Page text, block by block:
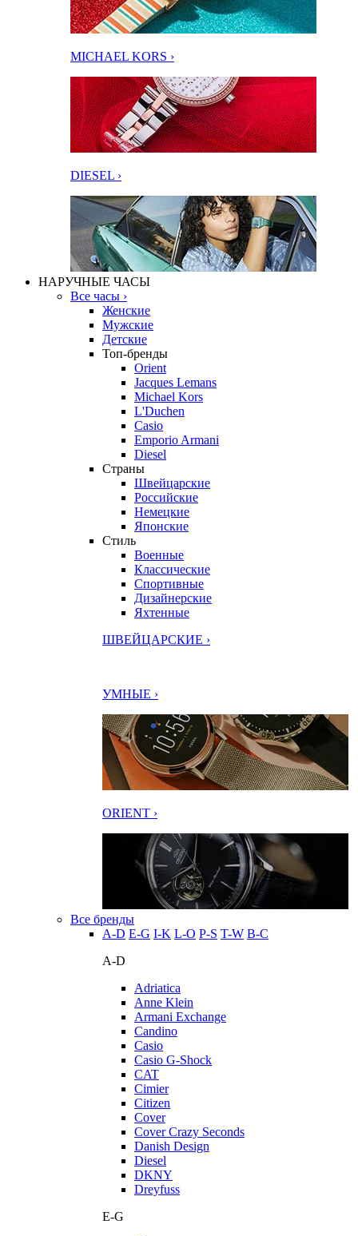
MICHAEL KORS ›
DIESEL ›
НАРУЧНЫЕ ЧАСЫ
Все часы ›
Женские
Мужские
Детские
Топ-бренды
Orient
Jacques Lemans
Michael Kors
L'Duchen
Casio
Emporio Armani
Diesel
Страны
Швейцарские
Российские
Немецкие
Японские
Стиль
Военные
Классические
Спортивные
Дизайнерские
Яхтенные
ШВЕЙЦАРСКИЕ ›
УМНЫЕ ›
ORIENT ›
Все бренды
A-D E-G I-K L-O P-S T-W В-С
A-D
Adriatica
Anne Klein
Armani Exchange
Candino
Casio
Casio G-Shock
CAT
Cimier
Citizen
Cover
Cover Crazy Seconds
Danish Design
Diesel
DKNY
Dreyfuss
E-G